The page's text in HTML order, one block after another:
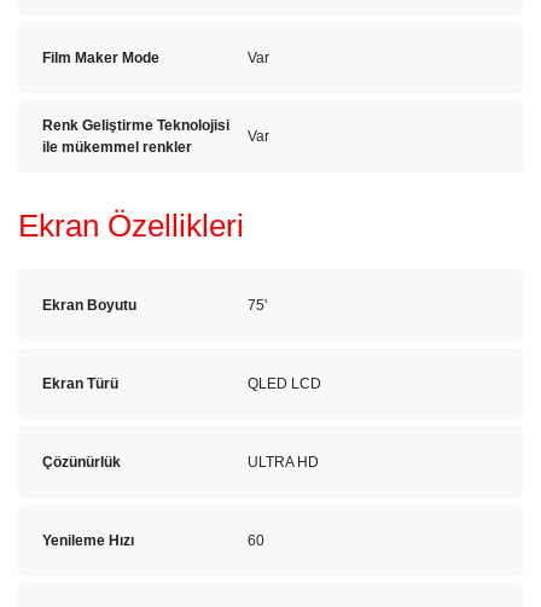
Film Maker Mode Var
Renk Geliştirme Teknolojisi
ile mükemmel renkler
Var
Ekran Özellikleri
Ekran Boyutu 75'
Ekran Türü QLED LCD
Çözünürlük ULTRA HD
Yenileme Hızı 60